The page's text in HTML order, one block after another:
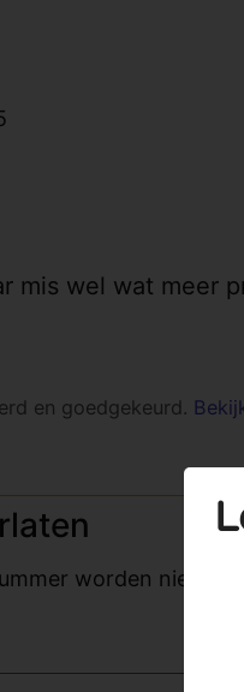
mis wel wat meer
en goedgekeurd.
worden niet